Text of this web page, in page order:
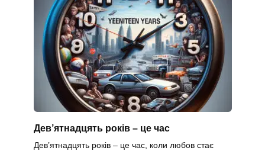
Дев’ятнадцять років – це час
Дев’ятнадцять років – це час, коли любов стає